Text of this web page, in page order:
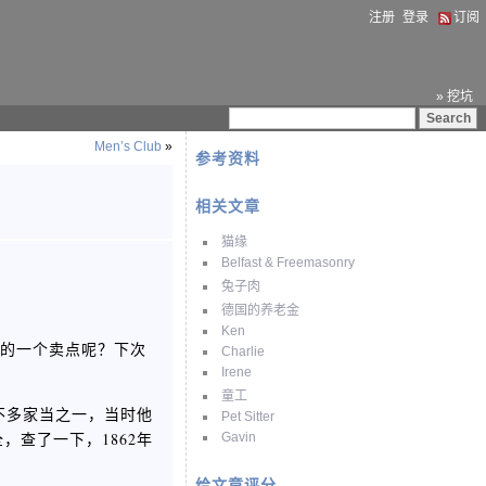
注册 登录 订阅
» 挖坑
参考资料
相关文章
猫缘
Belfast & Freemasonry
兔子肉
德国的养老金
Ken
Charlie
Irene
童工
Pet Sitter
Gavin
Men’s Club »
一个卖点呢？下次
家当之一，当时他
查了一下，1862年